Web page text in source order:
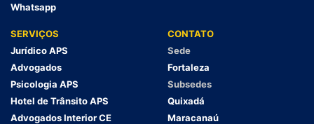
Whatsapp
SERVIÇOS
Jurídico APS
Advogados
Psicologia APS
Hotel de Trânsito APS
Advogados Interior CE
CONTATO
Sede
Fortaleza
Subsedes
Quixadá
Maracanaú